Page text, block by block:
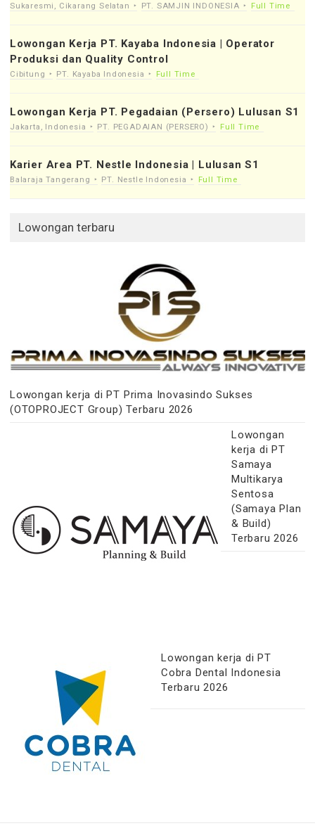
Sukaresmi, Cikarang Selatan PT. SAMJIN INDONESIA Full Time
Lowongan Kerja PT. Kayaba Indonesia | Operator
Produksi dan Quality Control
Cibitung PT. Kayaba Indonesia Full Time
Lowongan Kerja PT. Pegadaian (Persero) Lulusan S1
Jakarta, Indonesia PT. PEGADAIAN (PERSERO) Full Time
Karier Area PT. Nestle Indonesia | Lulusan S1
Balaraja Tangerang PT. Nestle Indonesia Full Time
Lowongan terbaru
Lowongan kerja di PT Prima Inovasindo Sukses
(OTOPROJECT Group) Terbaru 2026
Lowongan
kerja di PT
Samaya
Multikarya
Sentosa
(Samaya Plan
& Build)
Terbaru 2026
Lowongan kerja di PT
Cobra Dental Indonesia
Terbaru 2026